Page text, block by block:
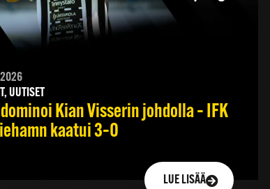
UUTISET
dominoi Kian Visserin johdolla – IFK
kaatui 3–0
LUE LISÄÄ